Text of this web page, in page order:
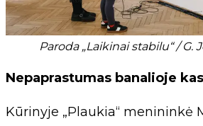
Paroda „Laikinai stabilu“ / G.
Nepaprastumas banalioje
Kūrinyje „Plaukia“ menininkė